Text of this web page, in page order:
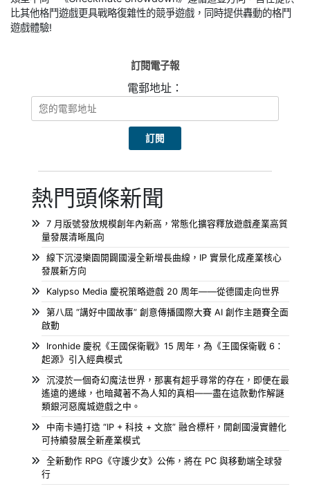
比其他格鬥遊戲更具戰略復雜性的競爭遊戲，同時提供轟動的格鬥
遊戲體驗!
訂閱電子報
電郵地址：
熱門頭條新聞
7 月版號發放規模創年內新高，常態化擴容釋放遊戲產業高質
量發展清晰風向
線下沉浸樂園開闢國漫全新增長曲線，IP 實景化成產業核心
發展新方向
Kalypso Media 慶祝策略遊戲 20 周年——從德國走向世界
第八屆 “講好中國故事” 創意傳播國際大賽 AI 創作主題賽全面
啟動
Ironhide 慶祝《王國保衛戰》15 周年，為《王國保衛戰 6：
起源》引入經典模式
沉浸於一個奇幻魔法世界，那裏有超乎尋常的存在，即便在最
遙遠的邊緣，也暗藏著不為人知的真相——盡在這款動作解謎
類銀河惡魔城遊戲之中。
中南卡通打造 “IP + 科技 + 文旅” 融合標杆，開創國漫實體化
可持續發展全新產業模式
全新動作 RPG《守護少女》公佈，將在 PC 與移動端全球發
行